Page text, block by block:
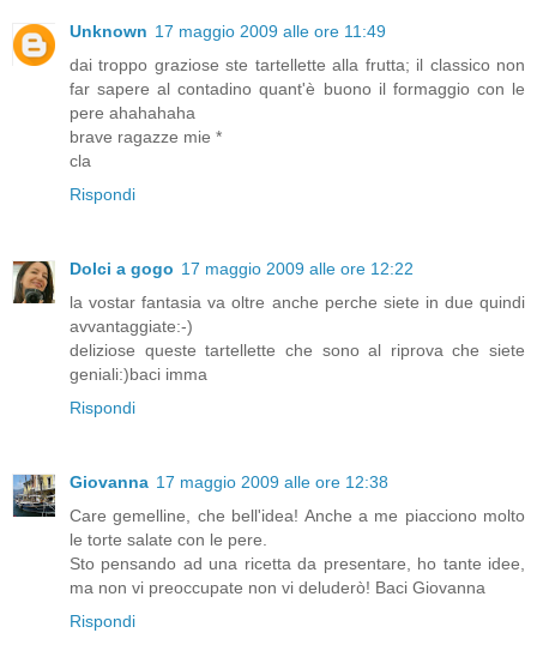
Unknown 17 maggio 2009 alle ore 11:49
dai troppo graziose ste tartellette alla frutta; il classico non
far sapere al contadino quant'è buono il formaggio con le
pere ahahahaha
brave ragazze mie *
cla
Rispondi
Dolci a gogo 17 maggio 2009 alle ore 12:22
la vostar fantasia va oltre anche perche siete in due quindi
avvantaggiate:-)
deliziose queste tartellette che sono al riprova che siete
geniali:)baci imma
Rispondi
Giovanna 17 maggio 2009 alle ore 12:38
Care gemelline, che bell'idea! Anche a me piacciono molto
le torte salate con le pere.
Sto pensando ad una ricetta da presentare, ho tante idee,
ma non vi preoccupate non vi deluderò! Baci Giovanna
Rispondi